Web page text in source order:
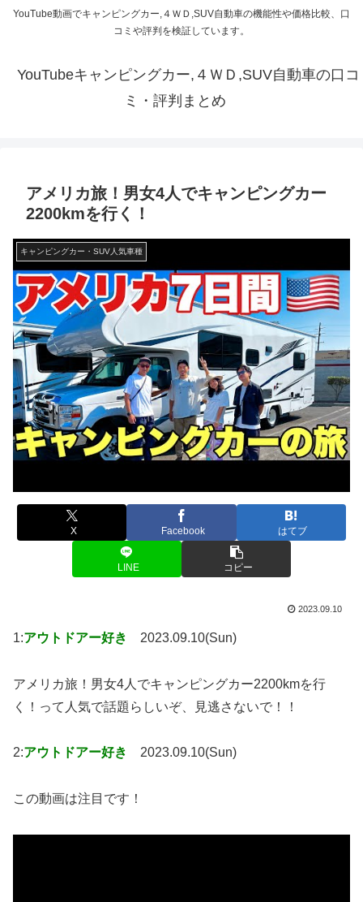
YouTube動画でキャンピングカー,４ＷＤ,SUV自動車の機能性や価格比較、口
コミや評判を検証しています。
YouTubeキャンピングカー,４ＷＤ,SUV自動車の口コ
ミ・評判まとめ
アメリカ旅！男女4人でキャンピングカー
2200kmを行く！
キャンピングカー・SUV人気車種
X Facebook はてブ
LINE コピー
2023.09.10
1:アウトドアー好き 2023.09.10(Sun)
アメリカ旅！男女4人でキャンピングカー2200kmを行
く！って人気で話題らしいぞ、見逃さないで！！
2:アウトドアー好き 2023.09.10(Sun)
この動画は注目です！